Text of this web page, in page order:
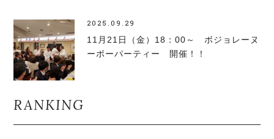
2025.09.29
11月21日（金）18：00～ ボジョレーヌ
ーボーパーティー 開催！！
RANKING